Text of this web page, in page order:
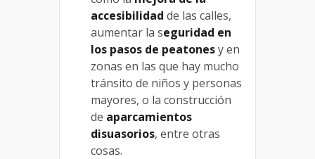
accesibilidad de las calles,
aumentar la seguridad en
los pasos de peatonesy en
zonas en las que hay mucho
tránsito de niños y personas
mayores, o la construcción
de aparcamientos
disuasorios, entre otras
cosas.